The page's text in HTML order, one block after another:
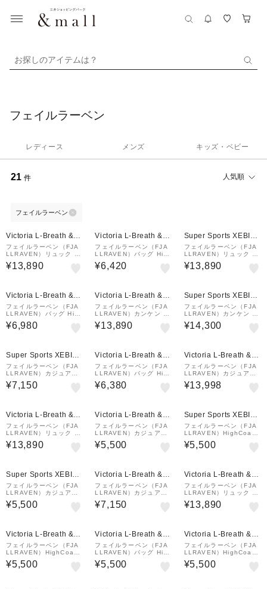
お探しのアイテムは？
フェイルラーベン
レディース メンズ キッズ・ベビー
21 件 人気順
フェイルラーベン
Victoria L-Breath &m
all店
フェイルラーベン（FJA
LLRAVEN）リュック K
anken FROSTGREEN
23510-664
¥13,890
Victoria L-Breath &m
all店
フェイルラーベン（FJA
LLRAVEN）バッグ High
Coast Hip Pack NVY 2
3223-560
¥6,420
Super Sports XEBIO
&mall店
フェイルラーベン（FJA
LLRAVEN）リュック K
anken BLACK 23510-
550
¥13,890
Victoria L-Breath &m
all店
フェイルラーベン（FJA
LLRAVEN）バッグ High
Coast Hip Pack BLK 2
3223-550
¥6,980
Victoria L-Breath &m
all店
フェイルラーベン（FJA
LLRAVEN）カンケン K
ANKEN Fog バックパッ
ク 23510-021
¥13,890
Super Sports XEBIO
&mall店
フェイルラーベン（FJA
LLRAVEN）カンケン K
ANKEN Fog バックパッ
ク 23510-021
¥14,300
Super Sports XEBIO
&mall店
フェイルラーベン（FJA
LLRAVEN）カジュアル
バッグ HighCoastヒッ
プパック LAV 23223-4
¥7,150
Victoria L-Breath &m
all店
フェイルラーベン（FJA
LLRAVEN）バッグ High
Coast Hip Pack SOG
23223-207
¥6,380
Victoria L-Breath &m
all店
フェイルラーベン（FJA
LLRAVEN）カジュアル
バッグ Kanken FORES
T GREEN 23510-660
¥13,998
Victoria L-Breath &m
all店
フェイルラーベン（FJA
LLRAVEN）リュック K
anken GRAPHITE 235
10-031
¥13,890
Victoria L-Breath &m
all店
フェイルラーベン（FJA
LLRAVEN）カジュアル
バッグ HighCoastPock
et LAV 23226-452
¥5,500
Super Sports XEBIO
&mall店
フェイルラーベン（FJA
LLRAVEN）HighCoast
Pocket ショルダーバッ
グ 23226-614
¥5,500
Super Sports XEBIO
&mall店
フェイルラーベン（FJA
LLRAVEN）カジュアル
バッグ HighCoastPock
et LAV 23226-452
¥5,500
Victoria L-Breath &m
all店
フェイルラーベン（FJA
LLRAVEN）カジュアル
バッグ HighCoastヒッ
プパック LAV 23223-4
¥7,150
Victoria L-Breath &m
all店
フェイルラーベン（FJA
LLRAVEN）リュック K
anken BLACK 23510-
550
¥13,890
Victoria L-Breath &m
all店
フェイルラーベン（FJA
LLRAVEN）HighCoast
Pocket ショルダーバッ
グ 23226-221
¥5,500
Victoria L-Breath &m
all店
フェイルラーベン（FJA
LLRAVEN）バッグ High
Coast Pocket BLK 23
226-550
¥5,500
Victoria L-Breath &m
all店
フェイルラーベン（FJA
LLRAVEN）HighCoast
Pocket ショルダーバッ
グ 23226-614
¥5,500